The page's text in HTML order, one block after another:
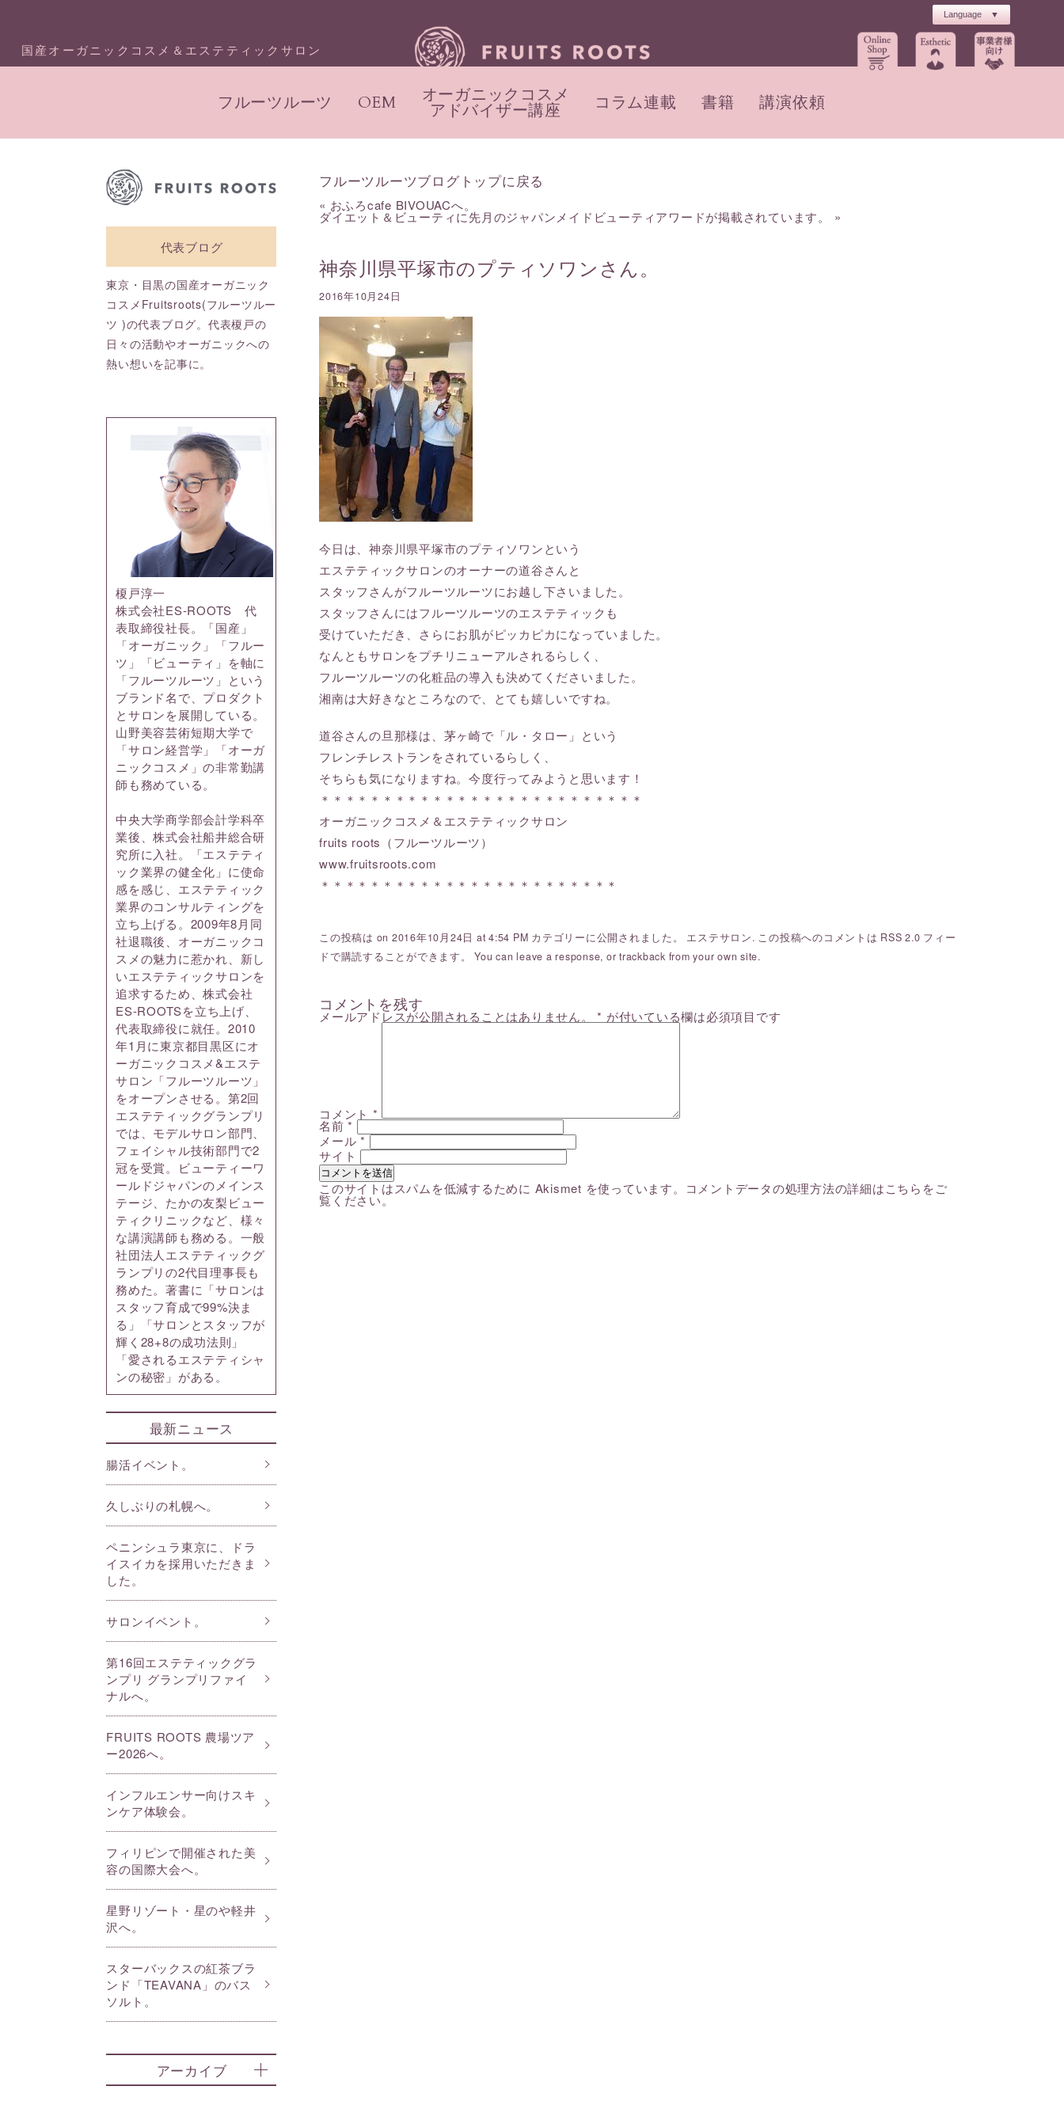
国産オーガニックコスメ＆エステティックサロン
フルーツルーツ OEM オーガニックコスメ
アドバイザー講座 コラム連載 書籍 講演依頼
フルーツルーツブログトップに戻る
« おふろcafe BIVOUACへ。
ダイエット＆ビューティに先月のジャパンメイドビューティアワードが掲載されています。 »
神奈川県平塚市のプティソワンさん。
2016年10月24日
今日は、神奈川県平塚市のプティソワンという
エステティックサロンのオーナーの道谷さんと
スタッフさんがフルーツルーツにお越し下さいました。
スタッフさんにはフルーツルーツのエステティックも
受けていただき、さらにお肌がピッカピカになっていました。
なんともサロンをプチリニューアルされるらしく、
フルーツルーツの化粧品の導入も決めてくださいました。
湘南は大好きなところなので、とても嬉しいですね。
道谷さんの旦那様は、茅ヶ崎で「ル・タロー」という
フレンチレストランをされているらしく、
そちらも気になりますね。今度行ってみようと思います！
＊＊＊＊＊＊＊＊＊＊＊＊＊＊＊＊＊＊＊＊＊＊＊＊＊＊
オーガニックコスメ＆エステティックサロン
fruits roots（フルーツルーツ）
www.fruitsroots.com
＊＊＊＊＊＊＊＊＊＊＊＊＊＊＊＊＊＊＊＊＊＊＊＊
この投稿は on 2016年10月24日 at 4:54 PM カテゴリーに公開されました。 エステサロン. この投稿へのコメントは RSS 2.0 フィー
ドで購読することができます。 You canleave a response, ortrackback from your own site.
コメントを残す
メールアドレスが公開されることはありません。 * が付いている欄は必須項目です
コメント *
名前*
メール*
サイト
このサイトはスパムを低減するために Akismet を使っています。
コメントデータの処理方法の詳細はこちらをご
覧ください。
代表ブログ
東京・目黒の国産オーガニック
コスメFruitsroots(フルーツルー
ツ )の代表ブログ。代表榎戸の
日々の活動やオーガニックへの
熱い想いを記事に。
榎戸淳一
株式会社ES-ROOTS 代
表取締役社長。「国産」
「オーガニック」「フルー
ツ」「ビューティ」を軸に
「フルーツルーツ」という
ブランド名で、プロダクト
とサロンを展開している。
山野美容芸術短期大学で
「サロン経営学」「オーガ
ニックコスメ」の非常勤講
師も務めている。
中央大学商学部会計学科卒
業後、株式会社船井総合研
究所に入社。「エステティ
ック業界の健全化」に使命
感を感じ、エステティック
業界のコンサルティングを
立ち上げる。2009年8月同
社退職後、オーガニックコ
スメの魅力に惹かれ、新し
いエステティックサロンを
追求するため、株式会社
ES-ROOTSを立ち上げ、
代表取締役に就任。2010
年1月に東京都目黒区にオ
ーガニックコスメ&エステ
サロン「フルーツルーツ」
をオープンさせる。第2回
エステティックグランプリ
では、モデルサロン部門、
フェイシャル技術部門で2
冠を受賞。ビューティーワ
ールドジャパンのメインス
テージ、たかの友梨ビュー
ティクリニックなど、様々
な講演講師も務める。一般
社団法人エステティックグ
ランプリの2代目理事長も
務めた。著書に「サロンは
スタッフ育成で99%決ま
る」「サロンとスタッフが
輝く28+8の成功法則」
「愛されるエステティシャ
ンの秘密」がある。
最新ニュース
腸活イベント。
久しぶりの札幌へ。
ペニンシュラ東京に、ドラ
イスイカを採用いただきま
した。
サロンイベント。
第16回エステティックグラ
ンプリ グランプリファイ
ナルへ。
FRUITS ROOTS 農場ツア
ー2026へ。
インフルエンサー向けスキ
ンケア体験会。
フィリピンで開催された美
容の国際大会へ。
星野リゾート・星のや軽井
沢へ。
スターバックスの紅茶ブラ
ンド「TEAVANA」のバス
ソルト。
アーカイブ